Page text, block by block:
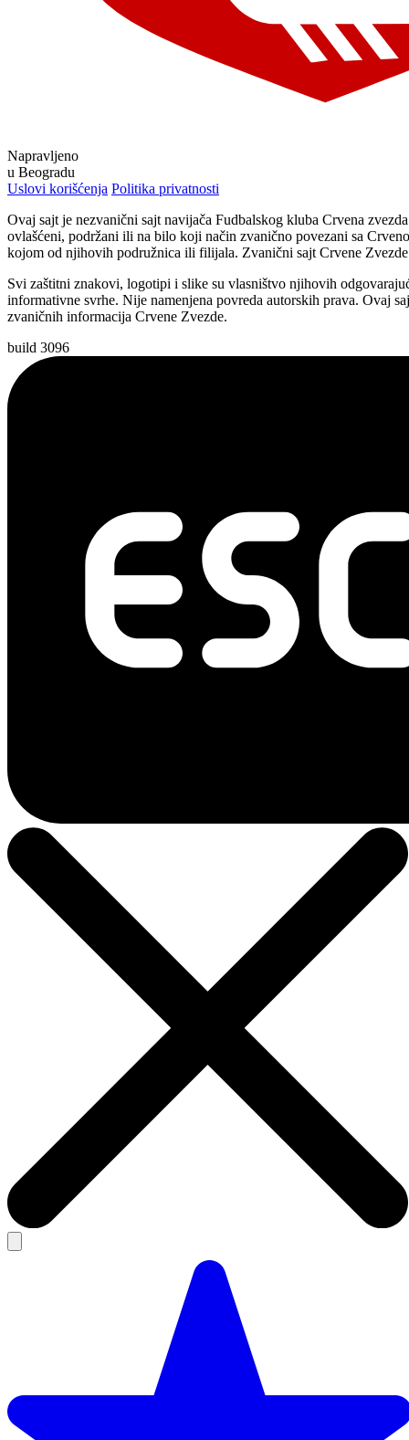
Napravljeno
u Beogradu
Uslovi korišćenja Politika privatnosti
Ovaj sajt je nezvanični sajt navijača Fudbalskog kluba Crvena
ovlašćeni, podržani ili na bilo koji način zvanično povezani sa
kojom od njihovih podružnica ili filijala. Zvanični sajt Crvene
Svi zaštitni znakovi, logotipi i slike su vlasništvo njihovih
informativne svrhe. Nije namenjena povreda autorskih prava. Ovaj
zvaničnih informacija Crvene Zvezde.
build 3096